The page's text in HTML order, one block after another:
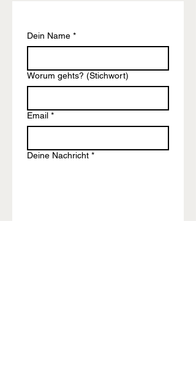
Dein Name *
Worum gehts? (Stichwort)
Email *
Deine Nachricht *